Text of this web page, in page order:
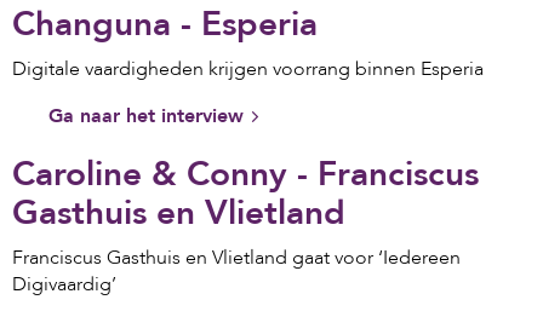
Changuna - Esperia
Digitale vaardigheden krijgen voorrang binnen Esperia
Ga naar het interview
Caroline & Conny - Franciscus
Gasthuis en Vlietland
Franciscus Gasthuis en Vlietland gaat voor ‘Iedereen
Digivaardig’